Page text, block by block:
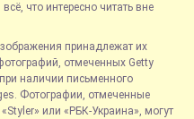
что интересно читать вне
принадлежат их
отмеченных Getty
наличии письменного
Фотографии, отмеченные
или «РБК-Украина», могут